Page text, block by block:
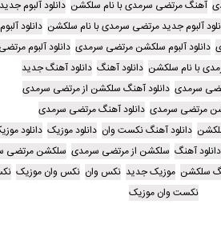
آهنگ مرتضی سرمدی با نام سلکشن دانلود آلبوم جدید
آلبوم جدید مرتضی سرمدی با نام سلکشن دانلود
دانلود آلبوم سلکشن مرتضی سرمدی دانلود آلبوم
با نام سلکشن دانلود آهنگ دانلود آهنگ جدید
سرمدی دانلود آهنگ سلکشن از مرتضی سرمدی
مرتضی سرمدی دانلود آهنگ مرتضی سرمدی
دانلود آهنگ نکست وان دانلود موزیک دانلود
آهنگ سلکشن از مرتضی سرمدی سلکشن مرتضی
سلکشن موزیک جدید نکس وان نکس وان موزیک
نکست وان موزیک